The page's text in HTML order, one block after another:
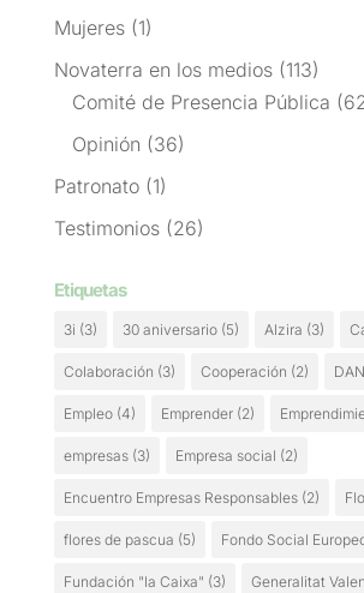
Mujeres(1)
Novaterra en los medios(113)
Comité de Presencia Pública
Opinión (36)
Patronato(1)
Testimonios(26)
Etiquetas
3i (3) 30 aniversario(5) Alzira (3)
Colaboración (3) Cooperación (2)
Empleo(4) Emprender(2)
empresas(3) Empresa social (2)
Encuentro Empresas Responsables(2)
flores de pascua (5) Fondo Social
Fundación "la Caixa" (3) Generalitat